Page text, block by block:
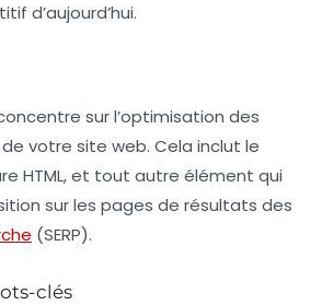
d’aujourd’hui.
sur l’optimisation des
votre site web. Cela inclut le
HTML, et tout autre élément qui
sur les pages de résultats des
(SERP).
clés